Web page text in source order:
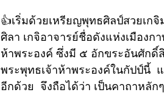
👍เริ่มด้วยเหรียญพุทธศิลป์สวยเก
ศิลา เกจิอาจารย์ชื่อดังแห่งเมือง
ห้าพระองค์ ซึ่งมี ๕ อักขระอันศัก
พระพุทธเจ้าห้าพระองค์ในกัปป์นี้
อีกด้วย  จึงถือได้ว่า เป็นคาถาหลั